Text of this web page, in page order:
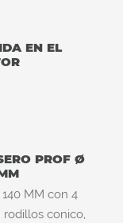
EN EL
PROF Ø
MM con 4
conico,